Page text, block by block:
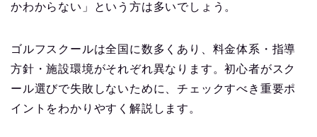
かわからない」という方は多いでしょう。
ゴルフスクールは全国に数多くあり、料金体系・指導
方針・施設環境がそれぞれ異なります。初心者がスク
ール選びで失敗しないために、チェックすべき重要ポ
イントをわかりやすく解説します。